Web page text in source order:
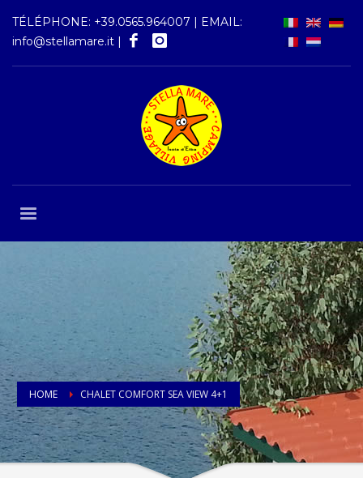
TÉLÉPHONE: +39.0565.964007 | EMAIL:
info@stellamare.it |
HOME CHALET COMFORT SEA VIEW 4+1